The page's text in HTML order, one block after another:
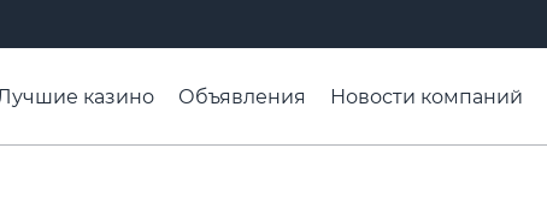
казино Объявления Новости компаний